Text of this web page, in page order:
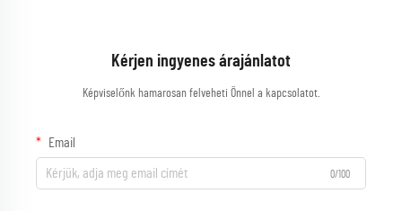
Kérjen ingyenes árajánlatot
Képviselőnk hamarosan felveheti Önnel a kapcsolatot.
Email
0/100